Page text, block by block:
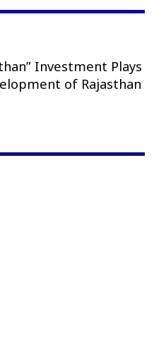
Investment Plays
of Rajasthan